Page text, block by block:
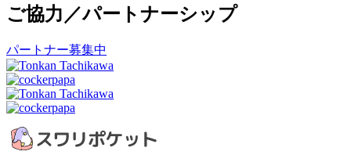
ご協力／パートナーシップ
パートナー募集中